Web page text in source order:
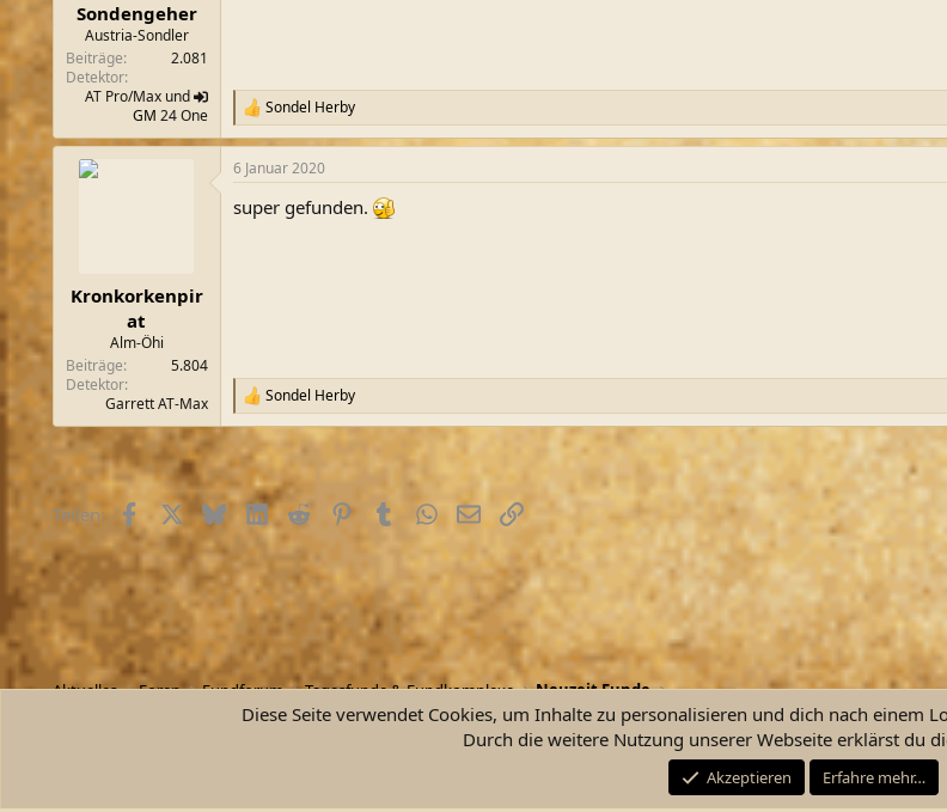
Sondengeher
Austria-Sondler
Beiträge
2.081
Detektor
AT Pro/Max und
GM 24 One
R
e
a
k
i
Sondel Herby
Kronkorkenpir
at
Alm-Öhi
Beiträge
5.804
Detektor
Garrett AT-Max
6 Januar 2020
super gefunden.
R
e
k
n
:
Sondel Herby
Teilen: FacebookX (Twitter)
BlueskyLinkedInRedditPinterestTumblrWhatsApp
E-MailLink
Aktuelles Foren Fundforum Tagesfunde & Fundkomplexe Neuzeit Funde
Community platform by XenForo ® © 2010-2026
Diese Seite verwendet Cookies, um Inhalte zu personalisieren und dich nach einem
Durch die weitere Nutzung unserer Webseite erklärst du
Akzeptieren Erfahre mehr…